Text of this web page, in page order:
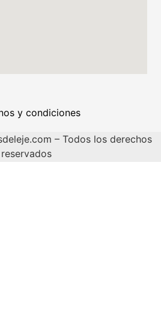
y condiciones
– Todos los derechos
reservados